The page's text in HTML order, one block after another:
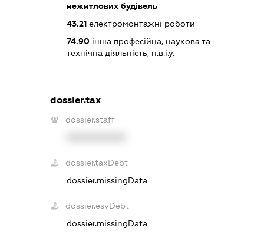
нежитлових будівель
43.21електромонтажні роботи
74.90інша професійна, наукова та
технічна діяльність, н.в.і.у.
dossier.tax
dossier.staff
dossier.taxDebt
dossier.missingData
dossier.esvDebt
dossier.missingData